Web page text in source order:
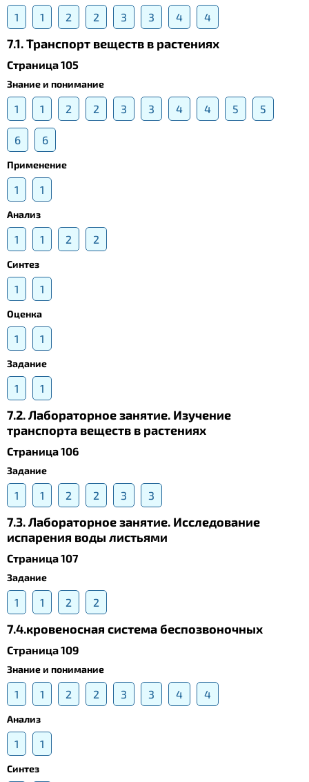
1 1 2 2 3 3 4 4
7.1. Транспорт веществ в растениях
Страница 105
Знание и понимание
1 1 2 2 3 3 4 4 5 5
6 6
Применение
1 1
Анализ
1 1 2 2
Синтез
1 1
Оценка
1 1
Задание
1 1
7.2. Лабораторное занятие. Изучение
транспорта веществ в растениях
Страница 106
Задание
1 1 2 2 3 3
7.3. Лабораторное занятие. Исследование
испарения воды листьями
Страница 107
Задание
1 1 2 2
7.4.кровеносная система беспозвоночных
Страница 109
Знание и понимание
1 1 2 2 3 3 4 4
Анализ
1 1
Синтез